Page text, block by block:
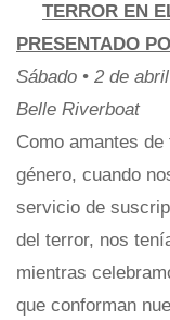
TERROR EN
PRESENTADO
Sábado • 2 de
Belle Riverboat
Como amantes
género, cuando
servicio de
del terror, nos
mientras
que conforman